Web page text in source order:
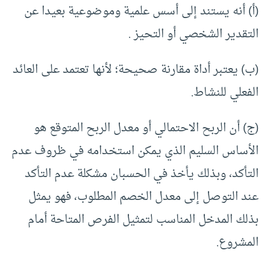
(أ) أنه يستند إلى أسس علمية وموضوعية بعيدا عن
التقدير الشخصي أو التحيز .
(ب) يعتبر أداة مقارنة صحيحة؛ لأنها تعتمد على العائد
الفعلي للنشاط.
(ج) أن الربح الاحتمالي أو معدل الربح المتوقع هو
الأساس السليم الذي يمكن استخدامه في ظروف عدم
التأكد، وبذلك يأخذ في الحسبان مشكلة عدم التأكد
عند التوصل إلى معدل الخصم المطلوب، فهو يمثل
بذلك المدخل المناسب لتمثيل الفرص المتاحة أمام
المشروع.